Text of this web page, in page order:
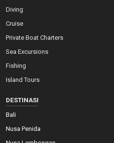
Diving
Cruise
Private Boat Charters
Sea Excursions
Fishing
Island Tours
DESTINASI
Bali
Nusa Penida